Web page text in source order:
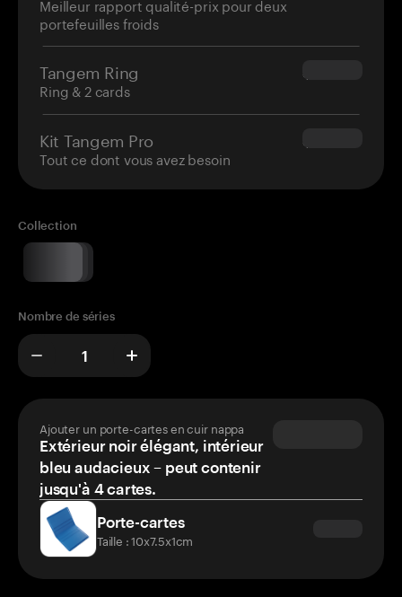
Meilleur rapport qualité-prix pour deux
portefeuilles froids
Tangem Ring
Ring & 2 cards
$160.00
Kit Tangem Pro
Tout ce dont vous avez besoin
$180.00
Collection
Nombre de séries
Ajouter un porte-cartes en cuir nappa
Extérieur noir élégant, intérieur
bleu audacieux – peut contenir
jusqu'à 4 cartes.
Porte-cartes
Taille : 10x7.5x1cm